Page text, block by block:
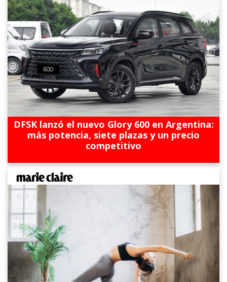
DFSK lanzó el nuevo Glory 600 en Argentina:
más potencia, siete plazas y un precio
competitivo